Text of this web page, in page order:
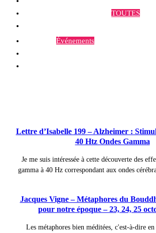
TOUTES
Événements
Lettre d’Isabelle 199 – Alzheimer :
40 Htz Ondes Gamma
Je me suis intéressée à cette découverte des
gamma à 40 Hz correspondant aux ondes
Jacques Vigne – Métaphores du
pour notre époque – 23, 24, 25
Les métaphores bien méditées, c'est-à-dire